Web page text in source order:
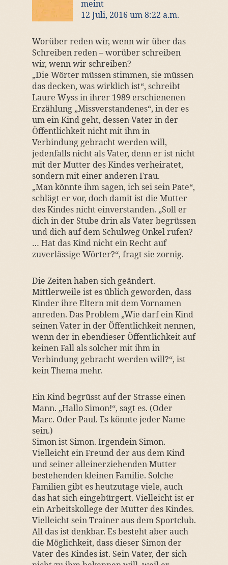
meint
12 Juli, 2016 um 8:22 a.m.
Worüber reden wir, wenn wir über das
Schreiben reden – worüber schreiben
wir, wenn wir schreiben?
„Die Wörter müssen stimmen, sie müssen
das decken, was wirklich ist“, schreibt
Laure Wyss in ihrer 1989 erschienenen
Erzählung „Missverstandenes“, in der es
um ein Kind geht, dessen Vater in der
Öffentlichkeit nicht mit ihm in
Verbindung gebracht werden will,
jedenfalls nicht als Vater, denn er ist nicht
mit der Mutter des Kindes verheiratet,
sondern mit einer anderen Frau.
„Man könnte ihm sagen, ich sei sein Pate“,
schlägt er vor, doch damit ist die Mutter
des Kindes nicht einverstanden. „Soll er
dich in der Stube drin als Vater begrüssen
und dich auf dem Schulweg Onkel rufen?
… Hat das Kind nicht ein Recht auf
zuverlässige Wörter?“, fragt sie zornig.
Die Zeiten haben sich geändert.
Mittlerweile ist es üblich geworden, dass
Kinder ihre Eltern mit dem Vornamen
anreden. Das Problem „Wie darf ein Kind
seinen Vater in der Öffentlichkeit nennen,
wenn der in ebendieser Öffentlichkeit auf
keinen Fall als solcher mit ihm in
Verbindung gebracht werden will?“, ist
kein Thema mehr.
Ein Kind begrüsst auf der Strasse einen
Mann. „Hallo Simon!“, sagt es. (Oder
Marc. Oder Paul. Es könnte jeder Name
sein.)
Simon ist Simon. Irgendein Simon.
Vielleicht ein Freund der aus dem Kind
und seiner alleinerziehenden Mutter
bestehenden kleinen Familie. Solche
Familien gibt es heutzutage viele, auch
das hat sich eingebürgert. Vielleicht ist er
ein Arbeitskollege der Mutter des Kindes.
Vielleicht sein Trainer aus dem Sportclub.
All das ist denkbar. Es besteht aber auch
die Möglichkeit, dass dieser Simon der
Vater des Kindes ist. Sein Vater, der sich